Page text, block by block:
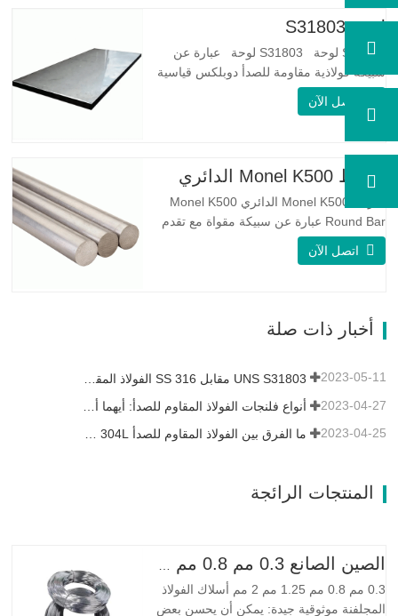
لوحة S31803
S31803 لوحة S31803 لوحة عبارة عن
سبيكة فولاذية مقاومة للصدأ دوبلكس قياسية
على الوجهين. لديها بنية مجهرية من
من 34 مما يشير إلى أن مقاومة…
اتصل الآن
شريط Monel K500 الدائري
شريط Monel K500 الدائري Monel K500
Round Bar عبارة عن سبيكة مقواة مع تقدم
العمر ، ويتكون تركيبتها الأساسية من عناصر
مثل النيكل والنحاس. الذي يجمع بين مقاومة
خصائص مقاومة ممتازة للتآكل. هذه الخصائص
تشبه Monel 400.…
اتصل الآن
أخبار ذات صلة
2023-05-11
2023-04-27
2023-04-25
المنتجات الرائجة
0.3 مم 0.8 مم 1.25 مم 2 مم أسلاك الفولاذ
المجلفنة موثوقية جيدة: يمكن أن يحسن بعض